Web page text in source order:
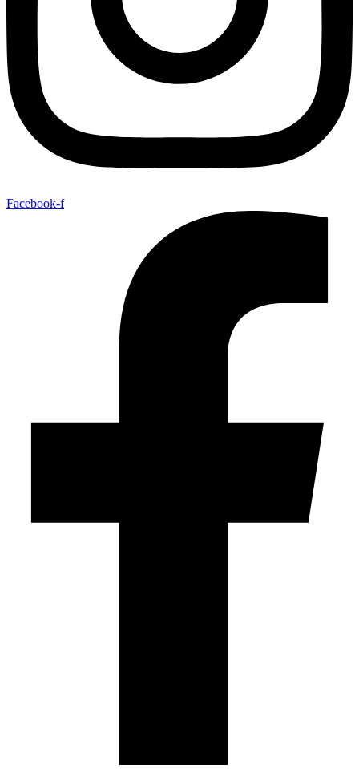
Facebook-f